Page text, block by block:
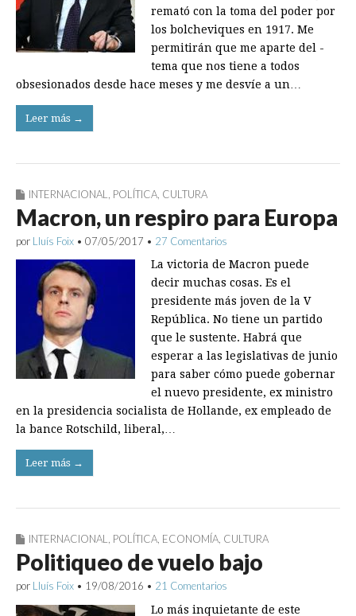
remató con la toma del poder por
los bolcheviques en 1917. Me
permitirán que me aparte del ­
tema que nos tiene a todos
obsesionados desde hace meses y me desvíe a un…
Leer más →
INTERNACIONAL POLÍTICA CULTURA
Macron, un respiro para Europa
por Lluís Foix • 07/05/2017 • 27 Comentarios
La victoria de Macron puede
decir muchas cosas. Es el
presidente más joven de la V
República. No tiene un partido
que le sustente. Habrá que
esperar a las legislativas de junio
para saber cómo puede gobernar
el nuevo presidente, ex ministro
en la presidencia socialista de Hollande, ex empleado de
la bance Rotschild, liberal,…
Leer más →
INTERNACIONAL, POLÍTICA, ECONOMÍA, CULTURA
Politiqueo de vuelo bajo
por Lluís Foix • 19/08/2016 • 21 Comentarios
Lo más inquietante de este